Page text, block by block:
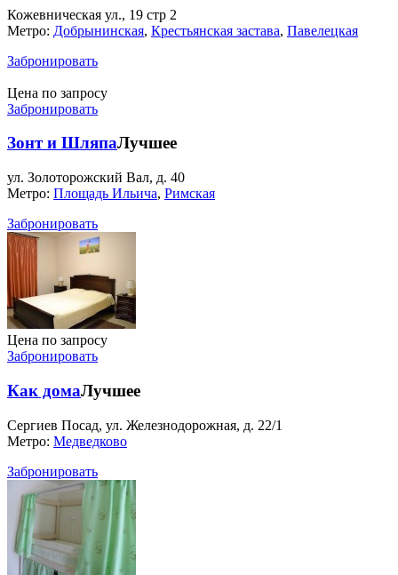
Кожевническая ул., 19 стр 2
Метро: Добрынинская, Крестьянская застава, Павелецкая
Забронировать
Цена по запросу
Забронировать
Зонт и ШляпаЛучшее
ул. Золоторожский Вал, д. 40
Метро: Площадь Ильича, Римская
Забронировать
Цена по запросу
Забронировать
Как домаЛучшее
Сергиев Посад, ул. Железнодорожная, д. 22/1
Метро: Медведково
Забронировать